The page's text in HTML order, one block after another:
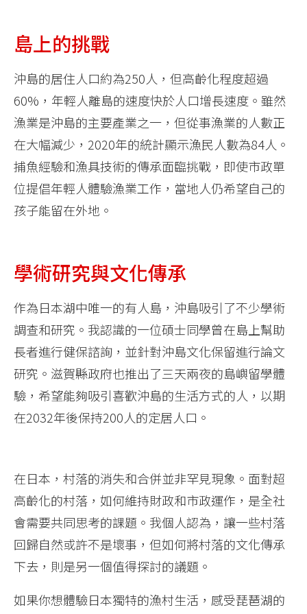
島上的挑戰
沖島的居住人口約為250人，但高齡化程度超過
60%，年輕人離島的速度快於人口增長速度。雖然
漁業是沖島的主要產業之一，但從事漁業的人數正
在大幅減少，2020年的統計顯示漁民人數為84人。
捕魚經驗和漁具技術的傳承面臨挑戰，即使市政單
位提倡年輕人體驗漁業工作，當地人仍希望自己的
孩子能留在外地。
學術研究與文化傳承
作為日本湖中唯一的有人島，沖島吸引了不少學術
調查和研究。我認識的一位碩士同學曾在島上幫助
長者進行健保諮詢，並針對沖島文化保留進行論文
研究。滋賀縣政府也推出了三天兩夜的島嶼留學體
驗，希望能夠吸引喜歡沖島的生活方式的人，以期
在2032年後保持200人的定居人口。
在日本，村落的消失和合併並非罕見現象。面對超
高齡化的村落，如何維持財政和市政運作，是全社
會需要共同思考的課題。我個人認為，讓一些村落
回歸自然或許不是壞事，但如何將村落的文化傳承
下去，則是另一個值得探討的議題。
如果你想體驗日本獨特的漁村生活，感受琵琶湖的